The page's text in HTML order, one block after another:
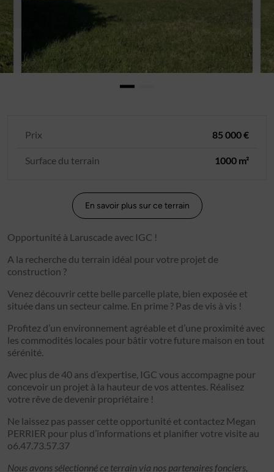
Prix 85 000 €
Surface du terrain 1000 m²
En savoir plus sur ce terrain
Opportunité à Laruscade avec IGC !
A la recherche du terrain idéal pour votre projet de
construction ?
Venez découvrir cette belle parcelle plate, bien exposée et
située dans un secteur calme. En prime ? Pas de vis à vis !
Profitez d’un environnement agréable et d’une proximité avec
les commodités locales pour bâtir votre future maison en tout
sérénité.
Avec plus de 40 ans d’expertise, IGC vous accompagne pour
concevoir un projet à la hauteur de vos attentes. Réalisez
votre rêve de devenir propriétaire !
Ne laissez pas passer cette opportunité et contactez Megan
PERRIER pour plus d’informations et planifier votre visite au
o6.47.73.57.37
Nous avons sélectionné ce terrain via nos partenaires fonciers,